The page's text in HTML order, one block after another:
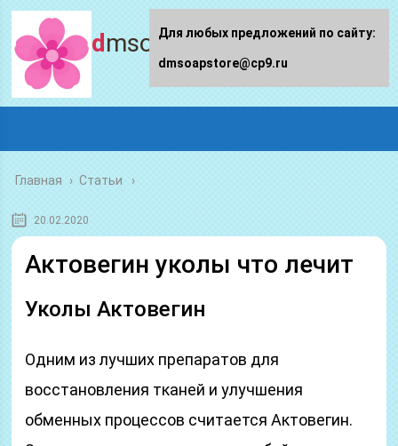
dmsoapstore.ru
Главная › Статьи
20.02.2020
Актовегин уколы что лечит
Уколы Актовегин
Одним из лучших препаратов для
восстановления тканей и улучшения
обменных процессов считается Актовегин.
Для любых предложений по сайту:
dmsoapstore@cp9.ru